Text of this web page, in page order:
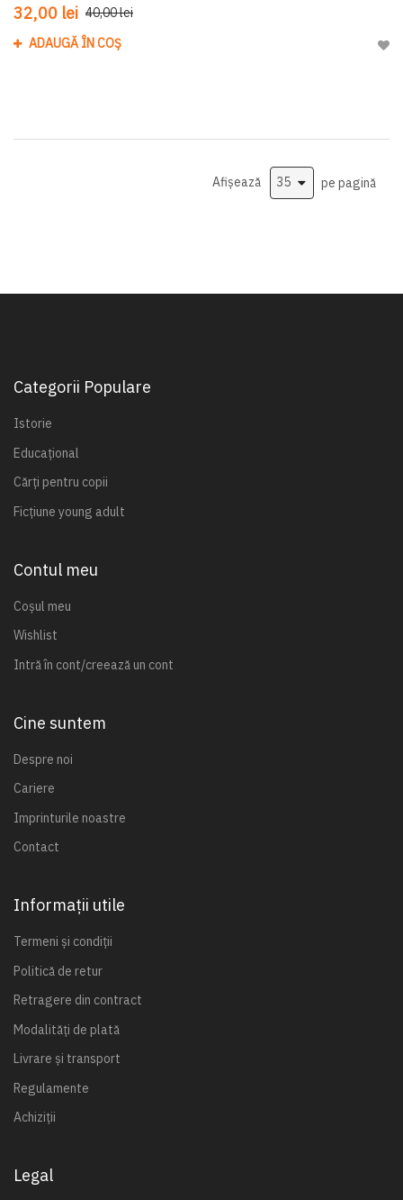
32,00 lei 40,00 lei
ADAUGĂ ÎN COȘ
Afișează pe pagină
Categorii Populare
Istorie
Educațional
Cărți pentru copii
Ficțiune young adult
Contul meu
Coșul meu
Wishlist
Intră în cont/creează un cont
Cine suntem
Despre noi
Cariere
Imprinturile noastre
Contact
Informații utile
Termeni și condiții
Politică de retur
Retragere din contract
Modalități de plată
Livrare și transport
Regulamente
Achiziții
Legal